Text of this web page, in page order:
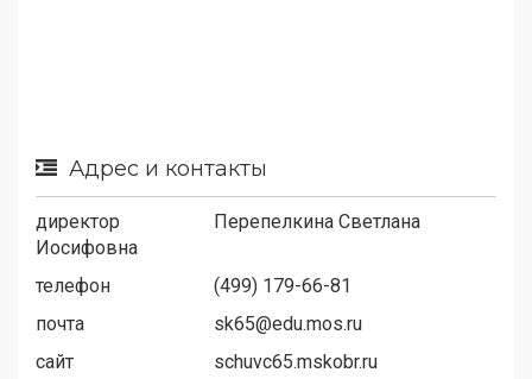
Адрес и контакты
директор
Перепелкина Светлана
Иосифовна
телефон
(499) 179-66-81
почта
sk65@edu.mos.ru
сайт
schuvc65.mskobr.ru